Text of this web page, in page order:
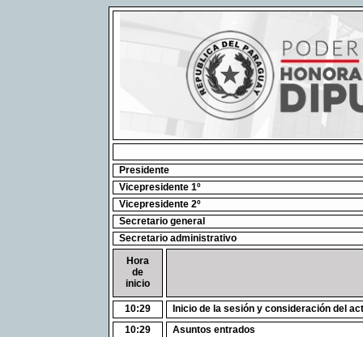
Presidente
Vicepresidente 1º
Vicepresidente 2º
Secretario general
Secretario administrativo
Hora
de
inicio
10:29
Inicio de la sesión y consideración del
10:29
Asuntos entrados